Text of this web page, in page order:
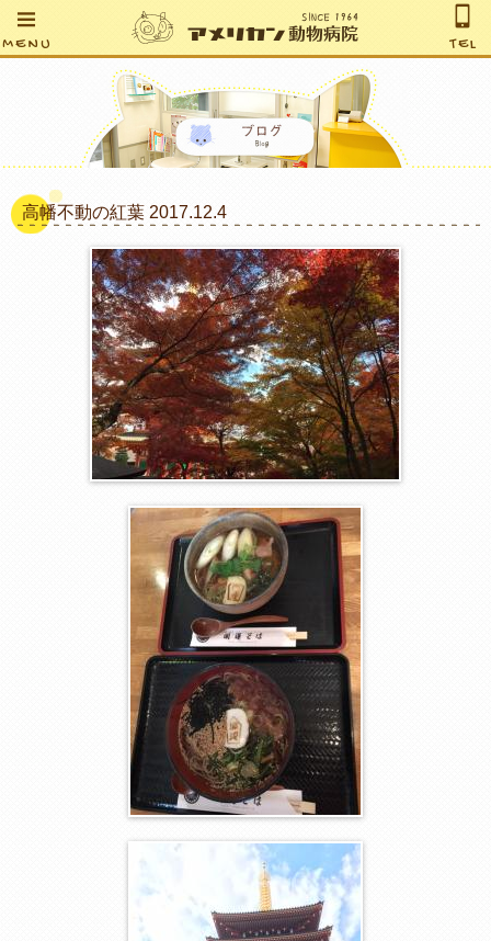
MENU TEL
高幡不動の紅葉 2017.12.4